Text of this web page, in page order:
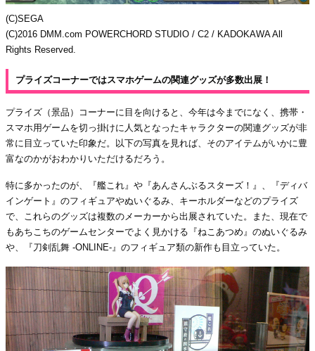
(C)SEGA
(C)2016 DMM.com POWERCHORD STUDIO / C2 / KADOKAWA All
Rights Reserved.
プライズコーナーではスマホゲームの関連グッズが多数出展！
プライズ（景品）コーナーに目を向けると、今年は今までになく、携帯・
スマホ用ゲームを切っ掛けに人気となったキャラクターの関連グッズが非
常に目立っていた印象だ。以下の写真を見れば、そのアイテムがいかに豊
富なのかがおわかりいただけるだろう。
特に多かったのが、『艦これ』や『あんさんぶるスターズ！』、『ディバ
インゲート』のフィギュアやぬいぐるみ、キーホルダーなどのプライズ
で、これらのグッズは複数のメーカーから出展されていた。また、現在で
もあちこちのゲームセンターでよく見かける『ねこあつめ』のぬいぐるみ
や、『刀剣乱舞 -ONLINE-』のフィギュア類の新作も目立っていた。